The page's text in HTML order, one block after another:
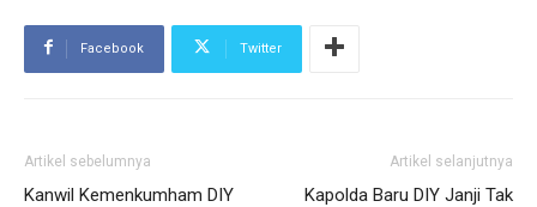
Facebook Twitter
Artikel sebelumnya
Kanwil Kemenkumham DIY
Artikel selanjutnya
Kapolda Baru DIY Janji Tak